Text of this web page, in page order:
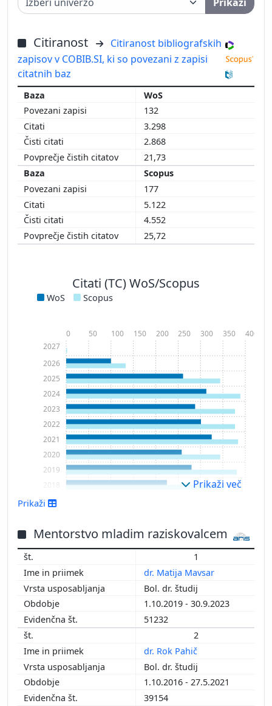
Citiranost
Citiranost bibliografskih
zapisov v COBIB.SI, ki so povezani z zapisi
citatnih baz
WoS
132
3.298
2.868
21,73
Scopus
177
5.122
4.552
25,72
Citati (TC) WoS/Scopus
WoS Scopus
2004
2005
2006
2007
2009
2010
2011
2012
2015
2017
2019
2020
2021
2022
2023
2024
2025
2026
2027
0 50 100 150 200 250 300 350 400
Prikaži več
Prikaži
Mentorstvo mladim raziskovalcem
1
dr. Matija Mavsar
Bol. dr. študij
1.10.2019 - 30.9.2023
51232
2
dr. Rok Pahič
Bol. dr. študij
1.10.2016 - 27.5.2021
39154